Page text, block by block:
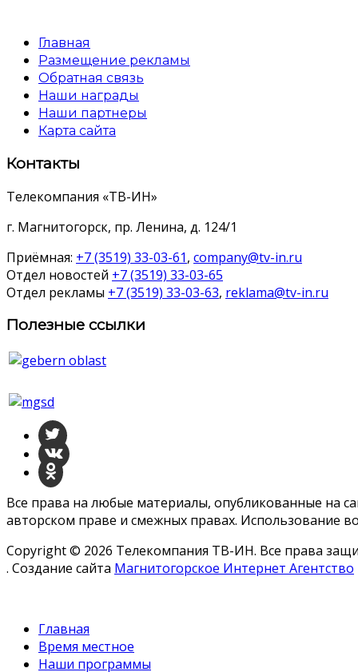
Главная
Размещение рекламы
Обратная связь
Наши награды
Наши партнеры
Карта сайта
Контакты
Телекомпания «ТВ-ИН»
г. Магнитогорск, пр. Ленина, д. 124/1
Приёмная: +7 (3519) 33-03-61, company@tv-in.ru
Отдел новостей +7 (3519) 33-03-65
Отдел рекламы +7 (3519) 33-03-63, reklama@tv-in.ru
Полезные ссылки
Все права на любые материалы, опубликованные на
авторском праве и смежных правах. Использование
Copyright © 2026 Телекомпания ТВ-ИН. Все права
. Создание сайта Магнитогорское Интернет Агентство
Главная
Время местное
Наши программы